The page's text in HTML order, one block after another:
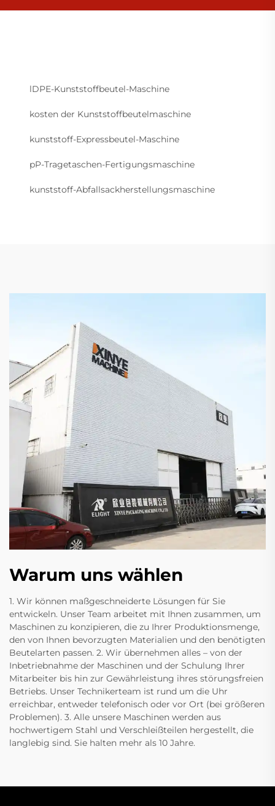
lDPE-Kunststoffbeutel-Maschine
kosten der Kunststoffbeutelmaschine
kunststoff-Expressbeutel-Maschine
pP-Tragetaschen-Fertigungsmaschine
kunststoff-Abfallsackherstellungsmaschine
Warum uns wählen
1. Wir können maßgeschneiderte Lösungen für Sie
entwickeln. Unser Team arbeitet mit Ihnen zusammen, um
Maschinen zu konzipieren, die zu Ihrer Produktionsmenge,
den von Ihnen bevorzugten Materialien und den benötigten
Beutelarten passen. 2. Wir übernehmen alles – von der
Inbetriebnahme der Maschinen und der Schulung Ihrer
Mitarbeiter bis hin zur Gewährleistung ihres störungsfreien
Betriebs. Unser Technikerteam ist rund um die Uhr
erreichbar, entweder telefonisch oder vor Ort (bei größeren
Problemen). 3. Alle unsere Maschinen werden aus
hochwertigem Stahl und Verschleißteilen hergestellt, die
langlebig sind. Sie halten mehr als 10 Jahre.